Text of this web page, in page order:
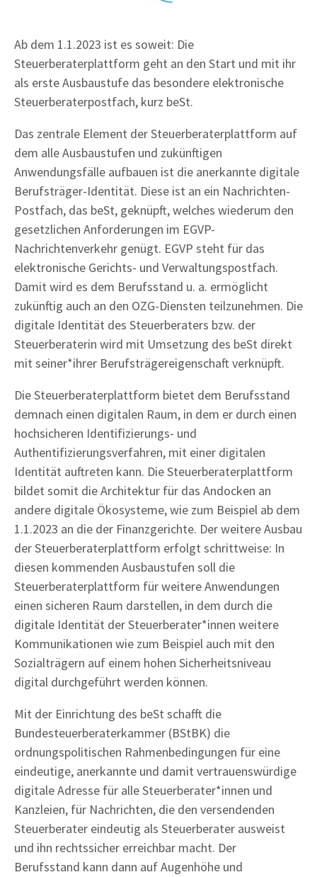
Ab dem 1.1.2023 ist es soweit: Die
Steuerberaterplattform geht an den Start und mit ihr
als erste Ausbaustufe das besondere elektronische
Steuerberaterpostfach, kurz beSt.
Das zentrale Element der Steuerberaterplattform auf
dem alle Ausbaustufen und zukünftigen
Anwendungsfälle aufbauen ist die anerkannte digitale
Berufsträger-Identität. Diese ist an ein Nachrichten-
Postfach, das beSt, geknüpft, welches wiederum den
gesetzlichen Anforderungen im EGVP-
Nachrichtenverkehr genügt. EGVP steht für das
elektronische Gerichts- und Verwaltungspostfach.
Damit wird es dem Berufsstand u. a. ermöglicht
zukünftig auch an den OZG-Diensten teilzunehmen. Die
digitale Identität des Steuerberaters bzw. der
Steuerberaterin wird mit Umsetzung des beSt direkt
mit seiner*ihrer Berufsträgereigenschaft verknüpft.
Die Steuerberaterplattform bietet dem Berufsstand
demnach einen digitalen Raum, in dem er durch einen
hochsicheren Identifizierungs- und
Authentifizierungsverfahren, mit einer digitalen
Identität auftreten kann. Die Steuerberaterplattform
bildet somit die Architektur für das Andocken an
andere digitale Ökosysteme, wie zum Beispiel ab dem
1.1.2023 an die der Finanzgerichte. Der weitere Ausbau
der Steuerberaterplattform erfolgt schrittweise: In
diesen kommenden Ausbaustufen soll die
Steuerberaterplattform für weitere Anwendungen
einen sicheren Raum darstellen, in dem durch die
digitale Identität der Steuerberater*innen weitere
Kommunikationen wie zum Beispiel auch mit den
Sozialträgern auf einem hohen Sicherheitsniveau
digital durchgeführt werden können.
Mit der Einrichtung des beSt schafft die
Bundesteuerberaterkammer (BStBK) die
ordnungspolitischen Rahmenbedingungen für eine
eindeutige, anerkannte und damit vertrauenswürdige
digitale Adresse für alle Steuerberater*innen und
Kanzleien, für Nachrichten, die den versendenden
Steuerberater eindeutig als Steuerberater ausweist
und ihn rechtssicher erreichbar macht. Der
Berufsstand kann dann auf Augenhöhe und